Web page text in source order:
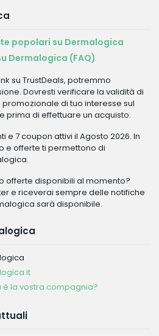
popolari su Dermalogica
Dermalogica (FAQ)
su TrustDeals, potremmo
Dovresti verificare la validità di
di tuo interesse sul
prima di effettuare un acquisto.
e 7 coupon attivi il Agosto 2026. In
e offerte ti permettono di
offerte disponibili al momento?
e riceverai sempre delle notifiche
sarà disponibile.
è la vostra compagnia?